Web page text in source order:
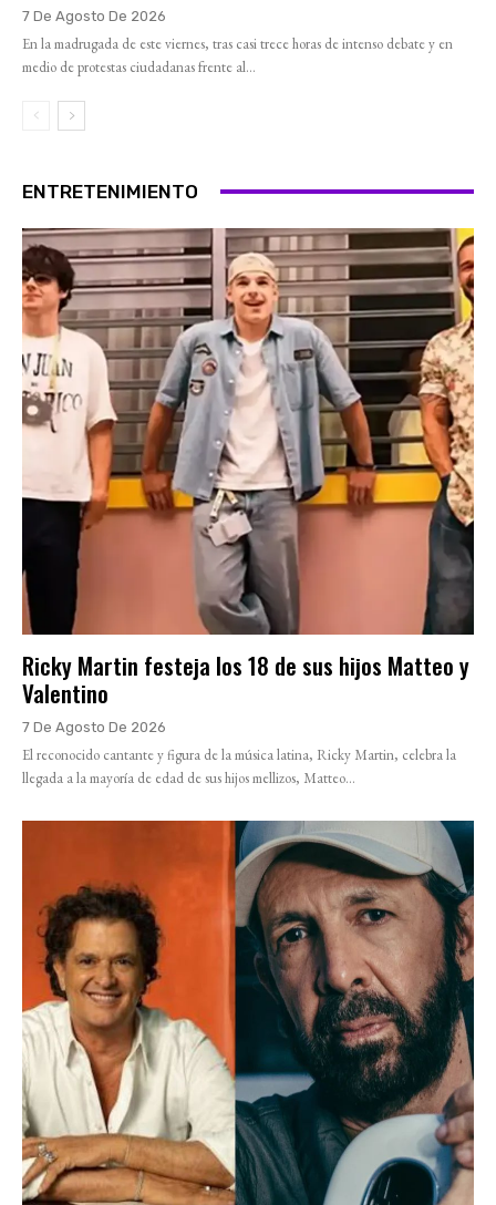
7 De Agosto De 2026
En la madrugada de este viernes, tras casi trece horas de intenso debate y en
medio de protestas ciudadanas frente al...
ENTRETENIMIENTO
Ricky Martin festeja los 18 de sus hijos Matteo y
Valentino
7 De Agosto De 2026
El reconocido cantante y figura de la música latina, Ricky Martin, celebra la
llegada a la mayoría de edad de sus hijos mellizos, Matteo...